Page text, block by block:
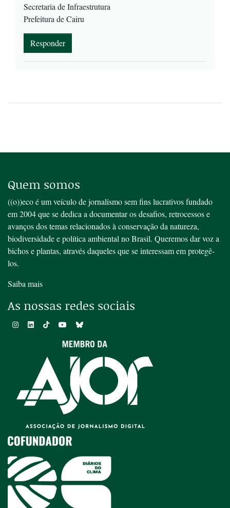
Secretaria de Infraestrutura
Prefeitura de Cairu
Responder
Quem somos
((o))eco é um veículo de jornalismo sem fins lucrativos fundado
em 2004 que se dedica a documentar os desafios, retrocessos e
avanços dos temas relacionados à conservação da natureza,
biodiversidade e política ambiental no Brasil. Queremos dar voz a
bichos e plantas, através daqueles que se interessam em protegê-
los.
Saiba mais
As nossas redes sociais